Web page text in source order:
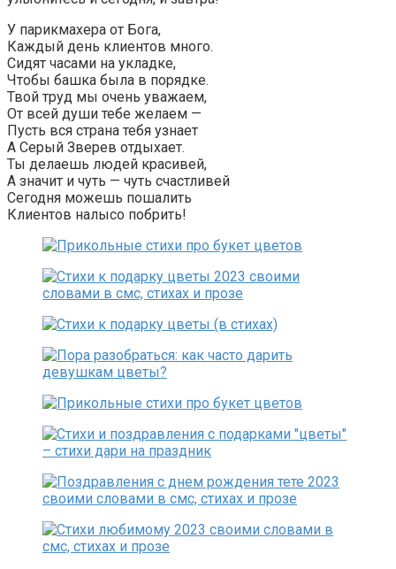
У парикмахера от Бога,
Каждый день клиентов много.
Сидят часами на укладке,
Чтобы башка была в порядке.
Твой труд мы очень уважаем,
От всей души тебе желаем —
Пусть вся страна тебя узнает
А Серый Зверев отдыхает.
Ты делаешь людей красивей,
А значит и чуть — чуть счастливей
Сегодня можешь пошалить
Клиентов налысо побрить!